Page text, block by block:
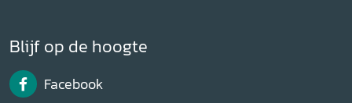
Blijf op de hoogte
Facebook